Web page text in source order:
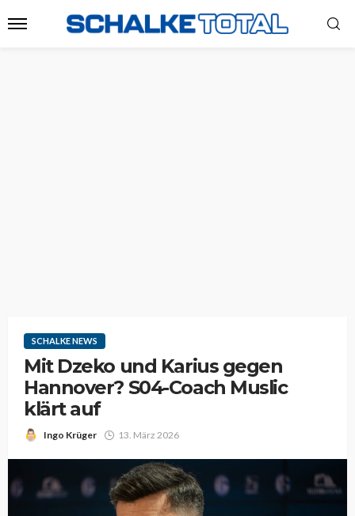
SCHALKE NEWS
Mit Dzeko und Karius gegen
Hannover? S04-Coach Muslic
klärt auf
Ingo Krüger 13. März 2026